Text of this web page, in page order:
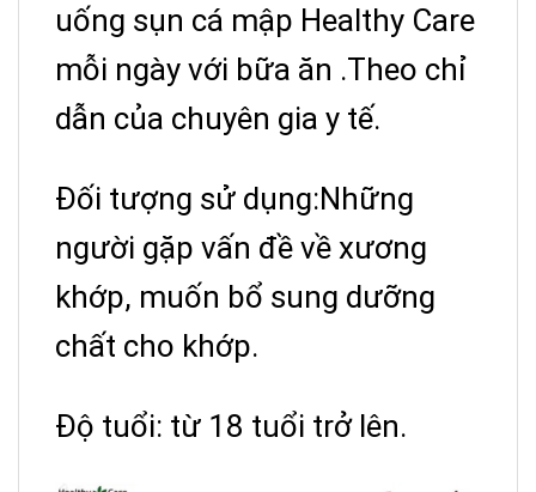
uống sụn cá mập Healthy Care
mỗi ngày với bữa ăn .Theo chỉ
dẫn của chuyên gia y tế.
Đối tượng sử dụng:Những
người gặp vấn đề về xương
khớp, muốn bổ sung dưỡng
chất cho khớp.
Độ tuổi: từ 18 tuổi trở lên.